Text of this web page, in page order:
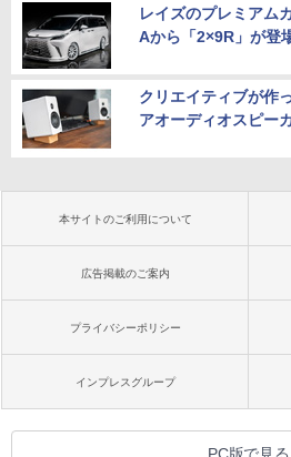
レイズのプレミアム
Aから「2×9R」が登
クリエイティブが作
アオーディオスピー
本サイトのご利用について
広告掲載のご案内
プライバシーポリシー
インプレスグループ